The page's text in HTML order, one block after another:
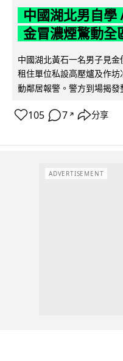
中國湖北男自學
金冒濃煙驚動全
中國湖北黃石一名男子見
租住單位私設高壓爐及作
動鄰居報警。警方到場揭發
105 7 ↗ 分享
ADVERTISEMENT